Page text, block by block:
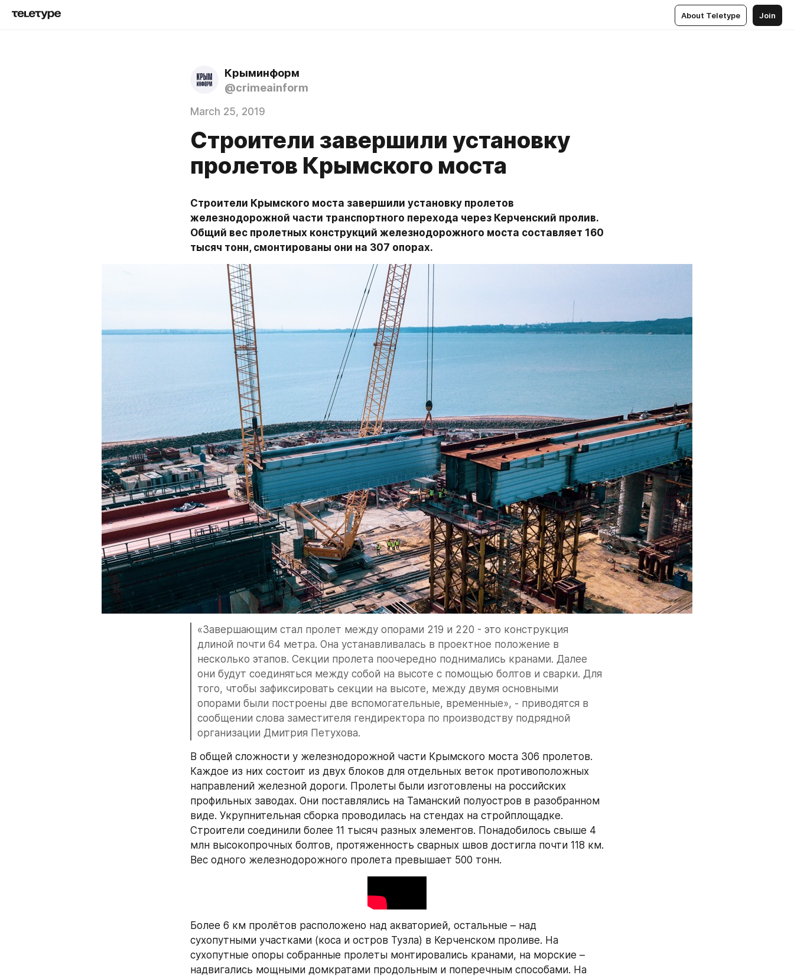
About Teletype Join
Крыминформ
@crimeainform
March 25, 2019
Строители завершили установку
пролетов Крымского моста
Строители Крымского моста завершили установку пролетов
железнодорожной части транспортного перехода через Керченский пролив.
Общий вес пролетных конструкций железнодорожного моста составляет 160
тысяч тонн, смонтированы они на 307 опорах.
«Завершающим стал пролет между опорами 219 и 220 - это конструкция
длиной почти 64 метра. Она устанавливалась в проектное положение в
несколько этапов. Секции пролета поочередно поднимались кранами. Далее
они будут соединяться между собой на высоте с помощью болтов и сварки. Для
того, чтобы зафиксировать секции на высоте, между двумя основными
опорами были построены две вспомогательные, временные», - приводятся в
сообщении слова заместителя гендиректора по производству подрядной
организации Дмитрия Петухова.
В общей сложности у железнодорожной части Крымского моста 306 пролетов.
Каждое из них состоит из двух блоков для отдельных веток противоположных
направлений железной дороги. Пролеты были изготовлены на российских
профильных заводах. Они поставлялись на Таманский полуостров в разобранном
виде. Укрупнительная сборка проводилась на стендах на стройплощадке.
Строители соединили более 11 тысяч разных элементов. Понадобилось свыше 4
млн высокопрочных болтов, протяженность сварных швов достигла почти 118 км.
Вес одного железнодорожного пролета превышает 500 тонн.
Более 6 км пролётов расположено над акваторией, остальные – над
сухопутными участками (коса и остров Тузла) в Керченском проливе. На
сухопутные опоры собранные пролеты монтировались кранами, на морские –
надвигались мощными домкратами продольным и поперечным способами. На